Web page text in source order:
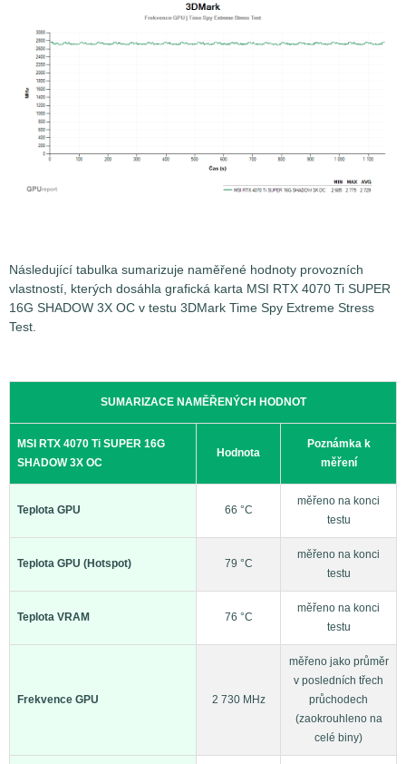
Následující tabulka sumarizuje naměřené hodnoty provozních
vlastností, kterých dosáhla grafická karta MSI RTX 4070 Ti SUPER
16G SHADOW 3X OC v testu 3DMark Time Spy Extreme Stress
Test.
SUMARIZACE NAMĚŘENÝCH HODNOT
MSI RTX 4070 Ti SUPER 16G
SHADOW 3X OC
Hodnota
Poznámka k
měření
Teplota GPU 66 °C
měřeno na konci
testu
Teplota GPU (Hotspot) 79 °C
měřeno na konci
testu
Teplota VRAM 76 °C
měřeno na konci
testu
Frekvence GPU 2 730 MHz
měřeno jako průměr
v posledních třech
průchodech
(zaokrouhleno na
celé biny)